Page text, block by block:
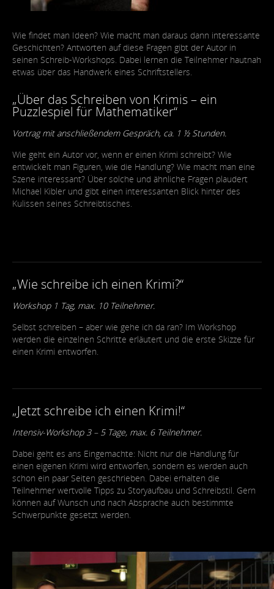
Wie findet man Ideen? Wie macht man daraus dann interessante
Geschichten? Antworten auf diese Fragen gibt der Autor in
seinen Schreib-Workshops. Dabei lernen die Teilnehmer hautnah
etwas über das Handwerk eines Schriftstellers.
„Über das Schreiben von Krimis – ein
Puzzlespiel für Mathematiker“
Vortrag mit anschließendem Gespräch, ca. 1 ½ Stunden.
Wie geht ein Autor vor, wenn er einen Krimi schreibt? Wie
entwickelt man Figuren, wie die Handlung? Wie macht man eine
Szene interessant? Über solche und ähnliche Fragen plaudert
Michael Kibler und gibt einen interessanten Blick hinter des
Kulissen seines Schreibtisches.
„Wie schreibe ich einen Krimi?“
Workshop 1 Tag, max. 10 Teilnehmer.
Selbst schreiben – aber wie gehe ich da ran? Im Workshop
werden die einzelnen Schritte erläutert und die erste Skizze für
einen Krimi entworfen.
„Jetzt schreibe ich einen Krimi!“
Intensiv-Workshop 3 – 5 Tage, max. 6 Teilnehmer.
Dabei geht es ans Eingemachte: Nicht nur die Handlung für
einen eigenen Krimi wird entworfen, sondern es werden auch
schon ein paar Seiten geschrieben. Dabei erhalten die
Teilnehmer wertvolle Tipps zu Storyaufbau und Schreibstil. Gern
können auf Wunsch und nach Absprache auch bestimmte
Schwerpunkte gesetzt werden.